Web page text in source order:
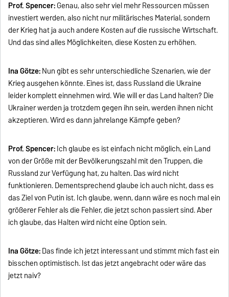
Prof. Spencer:Genau, also sehr viel mehr Ressourcen müssen
investiert werden, also nicht nur militärisches Material, sondern
der Krieg hat ja auch andere Kosten auf die russische Wirtschaft.
Und das sind alles Möglichkeiten, diese Kosten zu erhöhen.
Ina Götze:Nun gibt es sehr unterschiedliche Szenarien, wie der
Krieg ausgehen könnte. Eines ist, dass Russland die Ukraine
leider komplett einnehmen wird. Wie will er das Land halten? Die
Ukrainer werden ja trotzdem gegen ihn sein, werden ihnen nicht
akzeptieren. Wird es dann jahrelange Kämpfe geben?
Prof. Spencer:Ich glaube es ist einfach nicht möglich, ein Land
von der Größe mit der Bevölkerungszahl mit den Truppen, die
Russland zur Verfügung hat, zu halten. Das wird nicht
funktionieren. Dementsprechend glaube ich auch nicht, dass es
das Ziel von Putin ist. Ich glaube, wenn, dann wäre es noch mal ein
größerer Fehler als die Fehler, die jetzt schon passiert sind. Aber
ich glaube, das Halten wird nicht eine Option sein.
Ina Götze:Das finde ich jetzt interessant und stimmt mich fast ein
bisschen optimistisch. Ist das jetzt angebracht oder wäre das
jetzt naiv?